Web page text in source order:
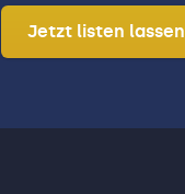
Jetzt listen lassen